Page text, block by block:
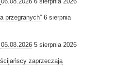
przegranych” 6 sierpnia
5 sierpnia 2026
zaprzeczają